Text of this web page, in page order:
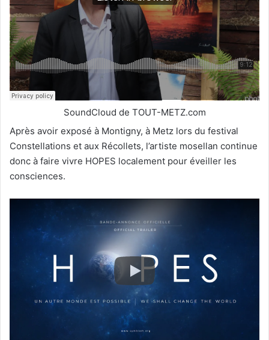
SoundCloud de TOUT-METZ.com
Après avoir exposé à Montigny, à Metz lors du festival
Constellations et aux Récollets, l’artiste mosellan continue
donc à faire vivre HOPES localement pour éveiller les
consciences.